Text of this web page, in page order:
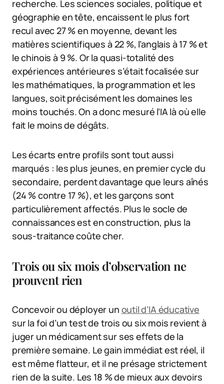
recherche. Les sciences sociales, politique et
géographie en tête, encaissent le plus fort
recul avec 27 % en moyenne, devant les
matières scientifiques à 22 %, l’anglais à 17 % et
le chinois à 9 %. Or la quasi-totalité des
expériences antérieures s’était focalisée sur
les mathématiques, la programmation et les
langues, soit précisément les domaines les
moins touchés. On a donc mesuré l’IA là où elle
fait le moins de dégâts.
Les écarts entre profils sont tout aussi
marqués : les plus jeunes, en premier cycle du
secondaire, perdent davantage que leurs aînés
(24 % contre 17 %), et les garçons sont
particulièrement affectés. Plus le socle de
connaissances est en construction, plus la
sous-traitance coûte cher.
Trois ou six mois d’observation ne
prouvent rien
Concevoir ou déployer un outil d’IA éducative
sur la foi d’un test de trois ou six mois revient à
juger un médicament sur ses effets de la
première semaine. Le gain immédiat est réel, il
est même flatteur, et il ne présage strictement
rien de la suite. Les 18 % de mieux aux devoirs